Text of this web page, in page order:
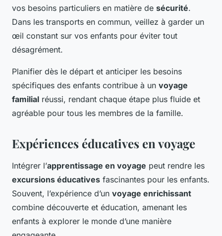
vos besoins particuliers en matière de sécurité.
Dans les transports en commun, veillez à garder un
œil constant sur vos enfants pour éviter tout
désagrément.
Planifier dès le départ et anticiper les besoins
spécifiques des enfants contribue à un voyage
familial réussi, rendant chaque étape plus fluide et
agréable pour tous les membres de la famille.
Expériences éducatives en voyage
Intégrer l’apprentissage en voyage peut rendre les
excursions éducatives fascinantes pour les enfants.
Souvent, l’expérience d’un voyage enrichissant
combine découverte et éducation, amenant les
enfants à explorer le monde d’une manière